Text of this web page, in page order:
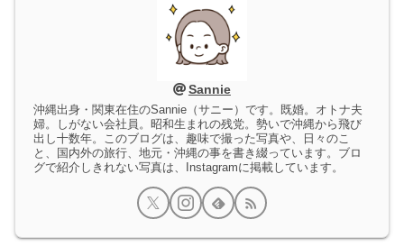
Sannie
沖縄出身・関東在住のSannie（サニー）です。既婚。オトナ夫
婦。しがない会社員。昭和生まれの残党。勢いで沖縄から飛び
出し十数年。このブログは、趣味で撮った写真や、日々のこ
と、国内外の旅行、地元・沖縄の事を書き綴っています。ブロ
グで紹介しきれない写真は、Instagramに掲載しています。